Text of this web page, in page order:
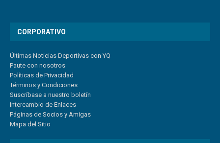
CORPORATIVO
Últimas Noticias Deportivas con YQ
Paute con nosotros
Políticas de Privacidad
Términos y Condiciones
Suscríbase a nuestro boletín
Intercambio de Enlaces
Páginas de Socios y Amigas
Mapa del Sitio